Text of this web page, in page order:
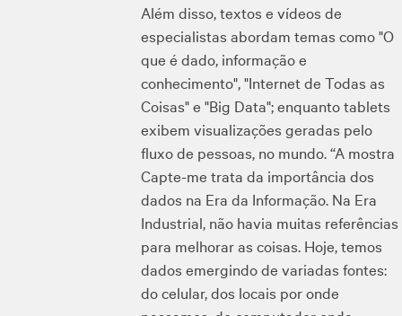
Além disso, textos e vídeos de
especialistas abordam temas como "O
que é dado, informação e
conhecimento", "Internet de Todas as
Coisas" e "Big Data"; enquanto tablets
exibem visualizações geradas pelo
fluxo de pessoas, no mundo. “A mostra
Capte-me trata da importância dos
dados na Era da Informação. Na Era
Industrial, não havia muitas referências
para melhorar as coisas. Hoje, temos
dados emergindo de variadas fontes:
do celular, dos locais por onde